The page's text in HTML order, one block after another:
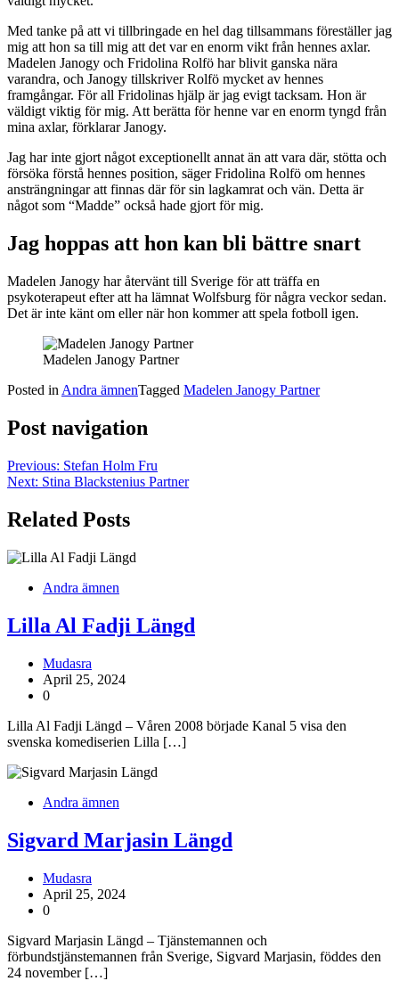
Med tanke på att vi tillbringade en hel dag tillsammans föreställer jag
mig att hon sa till mig att det var en enorm vikt från hennes axlar.
Madelen Janogy och Fridolina Rolfö har blivit ganska nära
varandra, och Janogy tillskriver Rolfö mycket av hennes
framgångar. För all Fridolinas hjälp är jag evigt tacksam. Hon är
väldigt viktig för mig. Att berätta för henne var en enorm tyngd från
mina axlar, förklarar Janogy.
Jag har inte gjort något exceptionellt annat än att vara där, stötta och
försöka förstå hennes position, säger Fridolina Rolfö om hennes
ansträngningar att finnas där för sin lagkamrat och vän. Detta är
något som “Madde” också hade gjort för mig.
Jag hoppas att hon kan bli bättre snart
Madelen Janogy har återvänt till Sverige för att träffa en
psykoterapeut efter att ha lämnat Wolfsburg för några veckor sedan.
Det är inte känt om eller när hon kommer att spela fotboll igen.
Madelen Janogy Partner
Posted in Andra ämnenTagged Madelen Janogy Partner
Post navigation
Previous: Stefan Holm Fru
Next: Stina Blackstenius Partner
Related Posts
Andra ämnen
Lilla Al Fadji Längd
Mudasra
April 25, 2024
0
Lilla Al Fadji Längd – Våren 2008 började Kanal 5 visa den
svenska komediserien Lilla […]
Andra ämnen
Sigvard Marjasin Längd
Mudasra
April 25, 2024
0
Sigvard Marjasin Längd – Tjänstemannen och
förbundstjänstemannen från Sverige, Sigvard Marjasin, föddes den
24 november […]